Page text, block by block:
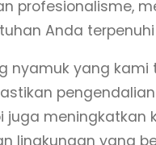
profesionalisme,
Anda
nyamuk yang kami
juga meningkatkan